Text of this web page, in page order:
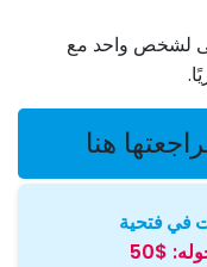
لشخص واحد مع
هنا
في فتحية
$50